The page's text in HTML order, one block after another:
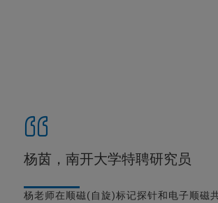
杨茵，南开大学特聘研究员
杨老师在顺磁(自旋)标记探针和电子顺磁